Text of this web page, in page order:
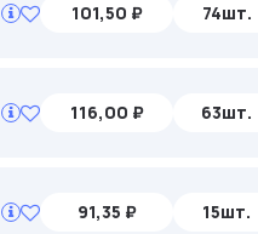
101,50 ₽ 74шт.
116,00 ₽ 63шт.
91,35 ₽ 15шт.